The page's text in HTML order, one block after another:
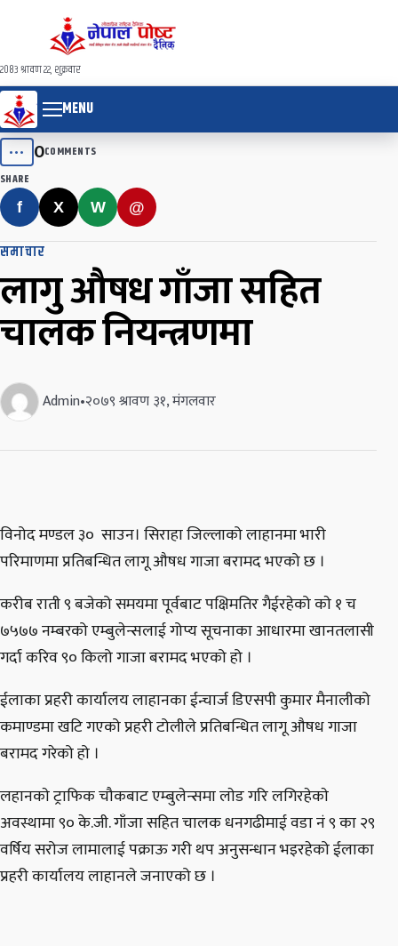
२०८३ श्रावण २२, शुक्रवार
MENU
••• 0COMMENTS
SHARE
f X W @
समाचार
लागु औषध गाँजा सहित
चालक नियन्त्रणमा
Admin•२०७९ श्रावण ३१, मंगलवार
विनोद मण्डल ३० साउन। सिराहा जिल्लाको लाहानमा भारी
परिमाणमा प्रतिबन्धित लागू औषध गाजा बरामद भएको छ ।
करीब राती ९ बजेको समयमा पूर्वबाट पक्षिमतिर गैईरहेको काे १ च
७५७७ नम्बरको एम्बुलेन्सलाई गोप्य सूचनाका आधारमा खानतलासी
गर्दा करिव ९० किलो गाजा बरामद भएको हो ।
ईलाका प्रहरी कार्यालय लाहानका ईन्चार्ज डिएसपी कुमार मैनालीको
कमाण्डमा खटि गएको प्रहरी टोलीले प्रतिबन्धित लागू औषध गाजा
बरामद गरेको हो ।
लहानकाे ट्राफिक चौकबाट एम्बुलेन्समा लाेड गरि लगिरहेकाे
अवस्थामा ९० के.जी. गाँजा सहित चालक धनगढीमाई वडा नं ९ का २९
वर्षिय सरोज लामालाई पक्राऊ गरी थप अनुसन्धान भइरहेको ईलाका
प्रहरी कार्यालय लाहानले जनाएको छ ।